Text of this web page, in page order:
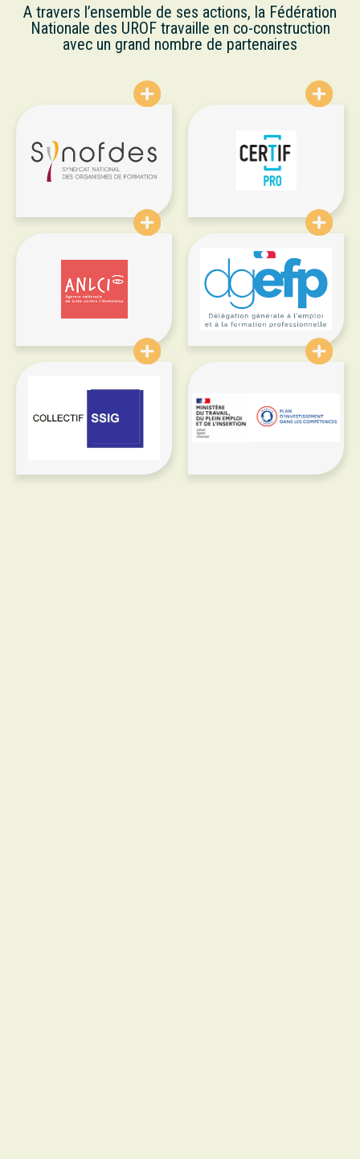
A travers l’ensemble de ses actions, la Fédération
Nationale des UROF travaille en co-construction
avec un grand nombre de partenaires